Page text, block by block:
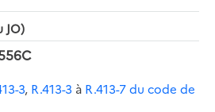
JO)
3, R.413-3 à R.413-7 du code de